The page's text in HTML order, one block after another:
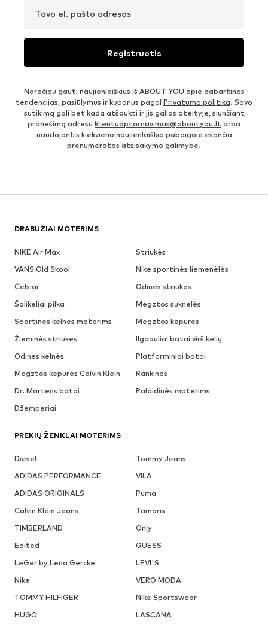
Tavo el. pašto adresas
Registruotis
Norėčiau gauti naujienlaiškius iš ABOUT YOU apie dabartines
tendencijas, pasiūlymus ir kuponus pagal Privatumo politika. Savo
sutikimą gali bet kada atšaukti ir jis galios ateityje, siunčiant
pranešimą adresu klientuaptarnavimas@aboutyou.lt arba
naudojantis kiekvieno naujienlaiškio pabaigoje esančia
prenumeratos atsisakymo galimybe.
DRABUŽIAI MOTERIMS
NIKE Air Max
Striukės
VANS Old Skool
Nike sportinės liemenėlės
Čelsiai
Odinės striukės
Šalikėliai pilka
Megztos suknelės
Sportinės kelnės moterims
Megztos kepurės
Žieminės striukės
Ilgaauliai batai virš kelių
Odinės kelnės
Platforminiai batai
Megztos kepurės Calvin Klein
Rankinės
Dr. Martens batai
Palaidinės moterims
Džemperiai
PREKIŲ ŽENKLAI MOTERIMS
Diesel
Tommy Jeans
ADIDAS PERFORMANCE
VILA
ADIDAS ORIGINALS
Puma
Calvin Klein Jeans
Tamaris
TIMBERLAND
Only
Edited
GUESS
LeGer by Lena Gercke
LEVI'S
Nike
VERO MODA
TOMMY HILFIGER
Nike Sportswear
HUGO
LASCANA